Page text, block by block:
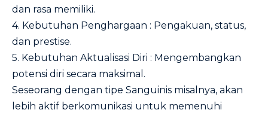
dan rasa memiliki.
4. Kebutuhan Penghargaan : Pengakuan, status,
dan prestise.
5. Kebutuhan Aktualisasi Diri : Mengembangkan
potensi diri secara maksimal.
Seseorang dengan tipe Sanguinis misalnya, akan
lebih aktif berkomunikasi untuk memenuhi